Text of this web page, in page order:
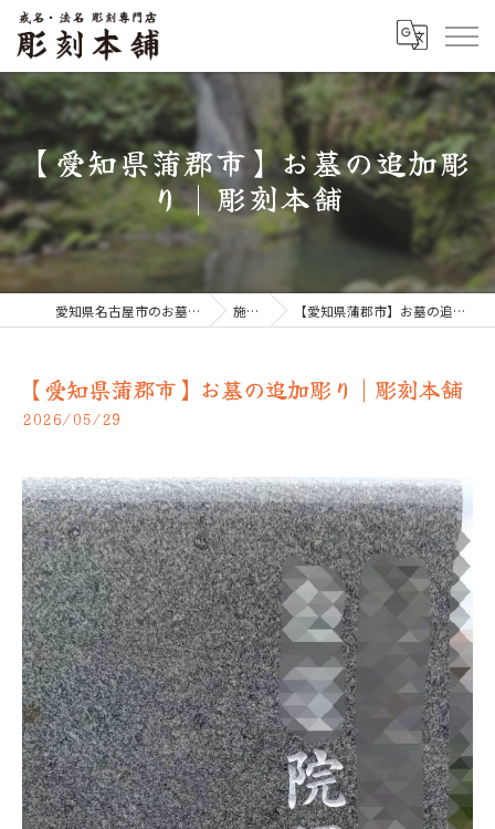
【愛知県蒲郡市】お墓の追加彫
り | 彫刻本舗
愛知県名古屋市のお墓なら彫刻本舗 施工例 【愛知県蒲郡市】お墓の追加彫り | 彫刻本舗
【愛知県蒲郡市】お墓の追加彫り | 彫刻本舗
2026/05/29